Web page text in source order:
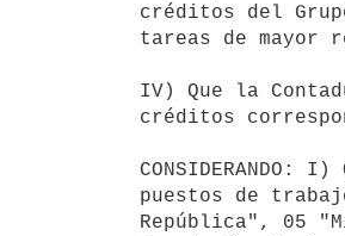
créditos del
tareas de mayor
IV) Que la
créditos
puestos de
República", 05